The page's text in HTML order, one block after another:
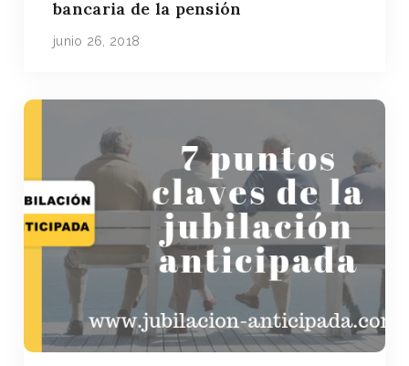
bancaria de la pensión
junio 26, 2018